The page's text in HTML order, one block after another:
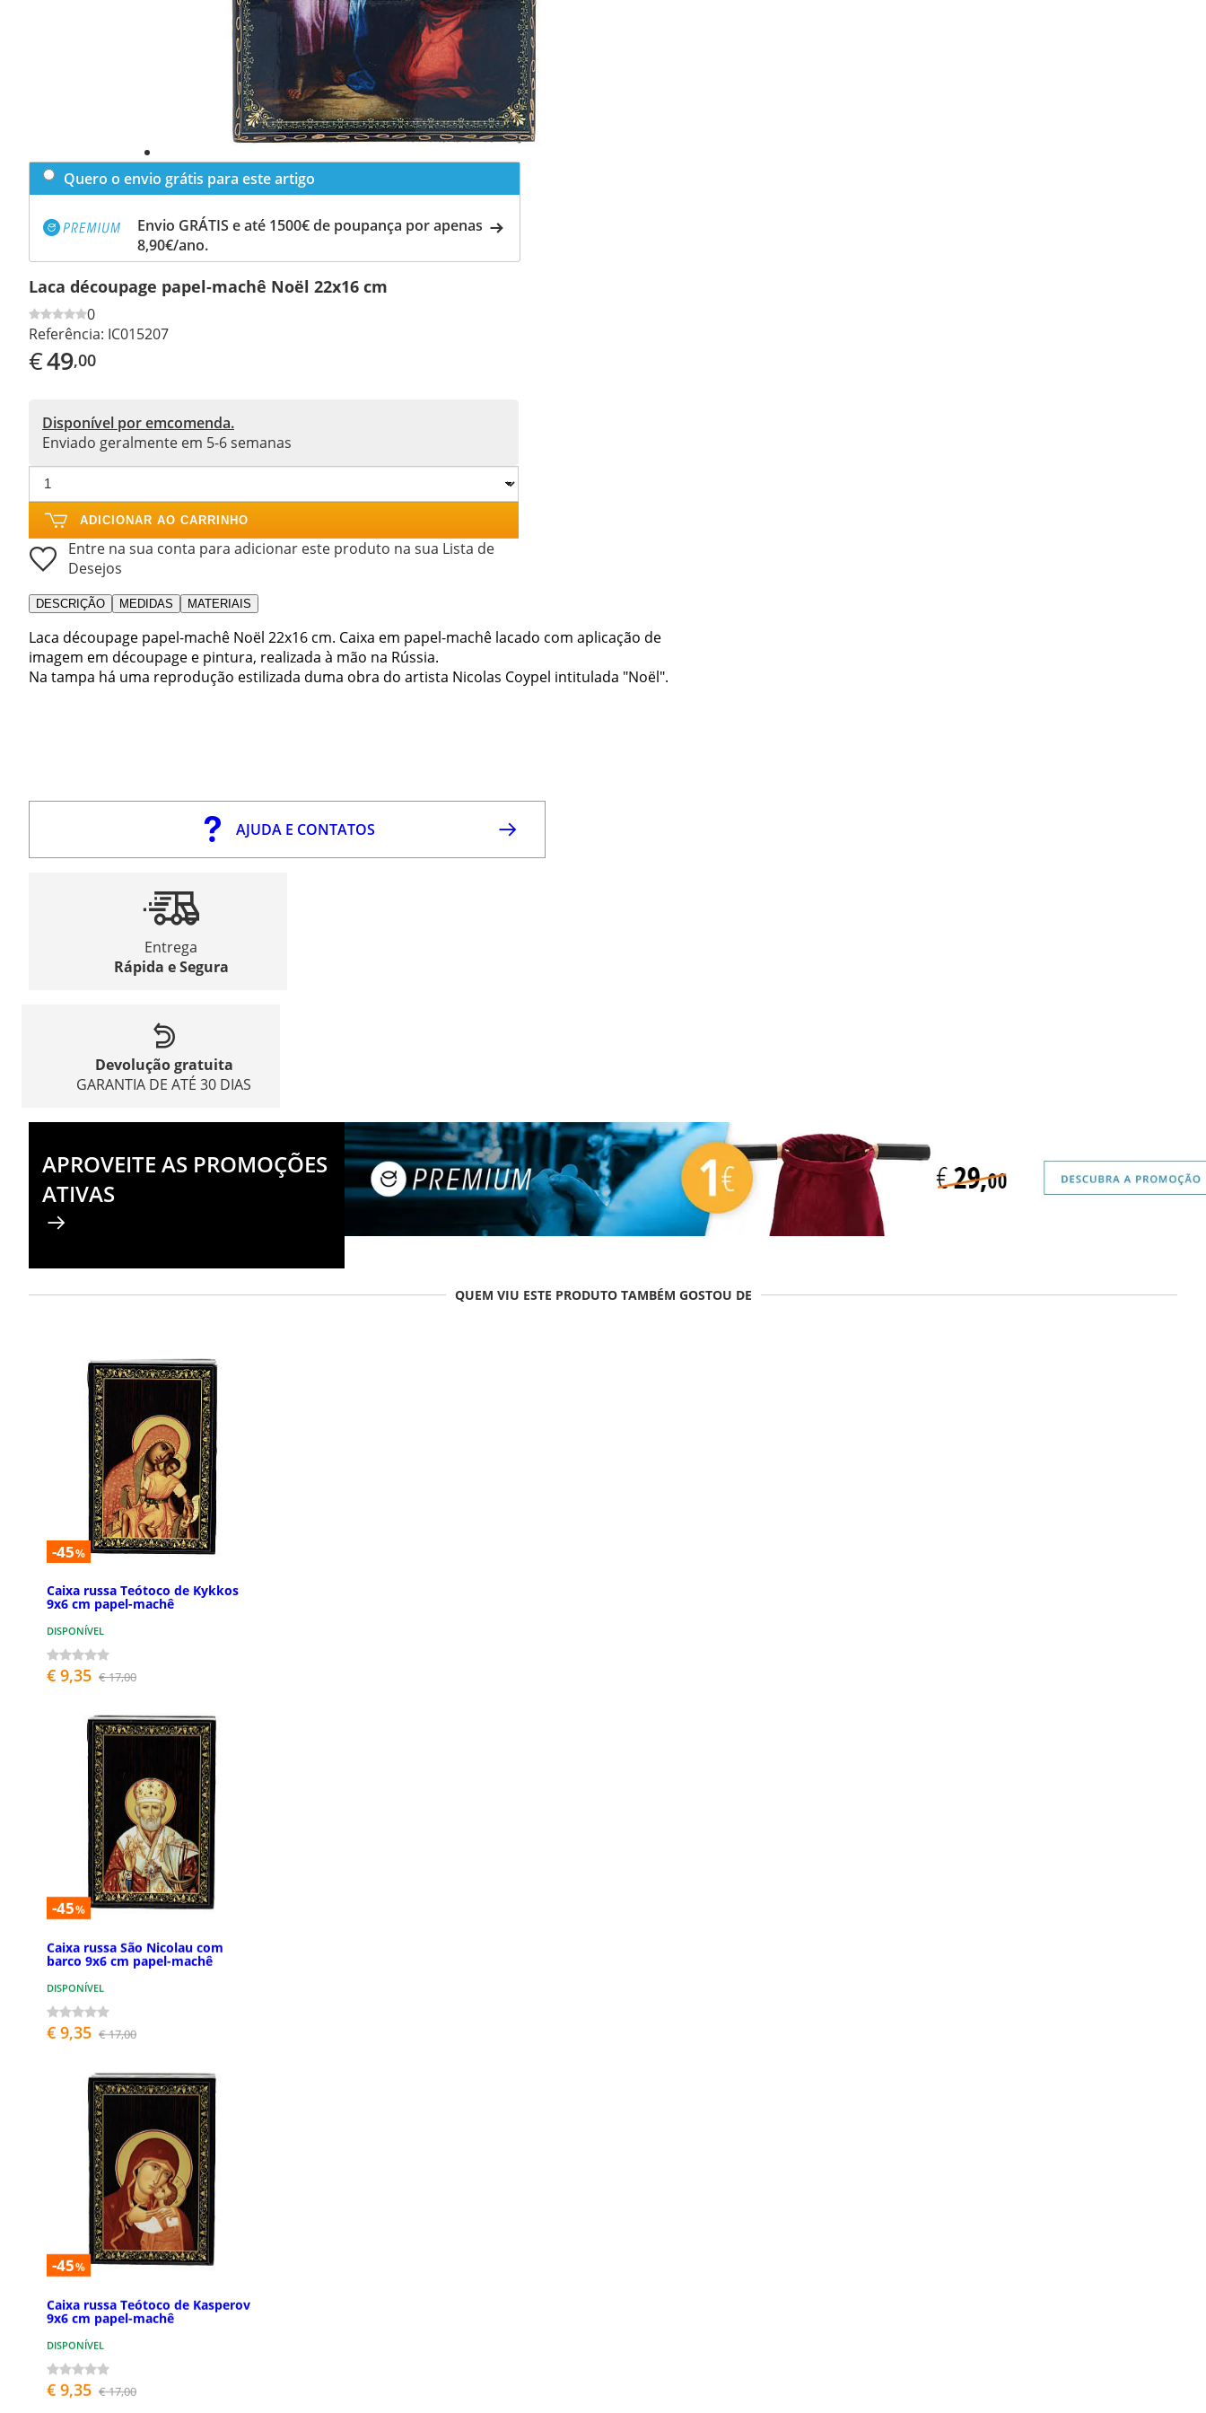
Quero o envio grátis para este artigo
Envio GRÁTIS e até 1500€ de poupança por apenas
8,90€/ano.
Laca découpage papel-machê Noël 22x16 cm
0
Referência: IC015207
€49,00
Disponível por emcomenda.
Enviado geralmente em 5-6 semanas
ADICIONAR AO CARRINHO
Entre na sua conta para adicionar este produto na sua Lista de
Desejos
DESCRIÇÃO MEDIDAS MATERIAIS
Laca découpage papel-machê Noël 22x16 cm. Caixa em papel-machê lacado com aplicação de
imagem em découpage e pintura, realizada à mão na Rússia.
Na tampa há uma reprodução estilizada duma obra do artista Nicolas Coypel intitulada "Noël".
AJUDA E CONTATOS
Entrega
Rápida e Segura
Devolução gratuita
GARANTIA DE ATÉ 30 DIAS
APROVEITE AS PROMOÇÕES
ATIVAS
QUEM VIU ESTE PRODUTO TAMBÉM GOSTOU DE
-45%
Caixa russa Teótoco de Kykkos
9x6 cm papel-machê
DISPONÍVEL
€ 9,35 € 17,00
-45%
Caixa russa São Nicolau com
barco 9x6 cm papel-machê
DISPONÍVEL
€ 9,35 € 17,00
-45%
Caixa russa Teótoco de Kasperov
9x6 cm papel-machê
DISPONÍVEL
€ 9,35 € 17,00